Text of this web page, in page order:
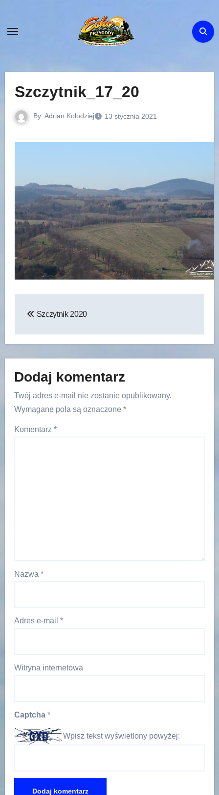
content
Szczytnik_17_20
By Adrian Kołodziej 13 stycznia 2021
wpisu
Szczytnik 2020
Dodaj komentarz
Twój adres e-mail nie zostanie opublikowany.
Wymagane pola są oznaczone *
Komentarz *
Nazwa *
Adres e-mail *
Witryna internetowa
Captcha *
Wpisz tekst wyświetlony powyżej: